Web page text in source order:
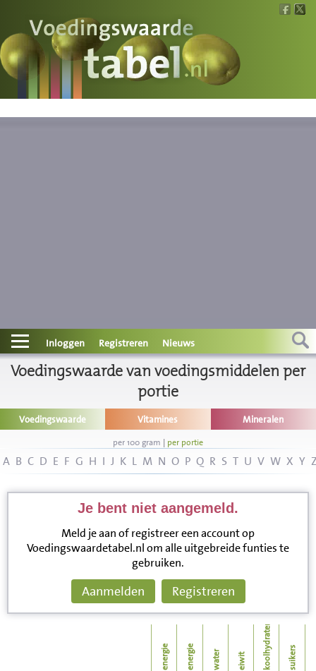
Voedingswaarde
Wat is wat?
Contact
Informatie
Inloggen Registreren Nieuws
Voedingswaarde van voedingsmiddelen per
portie
Voedingswaarde Vitamines Mineralen
per 100 gram | per portie
A B C D E F G H I J K L M N O P Q R S T U V W X Y
Je bent niet aangemeld.
Meld je aan of registreer een account op
Voedingswaardetabel.nl om alle uitgebreide funties te
gebruiken.
Aanmelden Registreren
energie energie water eiwit koolhydraten suikers